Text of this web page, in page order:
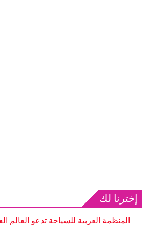
إخترنا لك
المنظمة العربية للسياحة تدعو العالم